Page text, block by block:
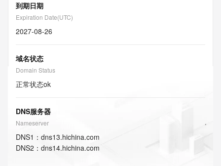
到期日期
Expiration Date(UTC)
2027-08-26
域名状态
Domain Status
正常状态ok
DNS服务器
Nameserver
DNS1 ： dns13.hichina.com
DNS2 ： dns14.hichina.com